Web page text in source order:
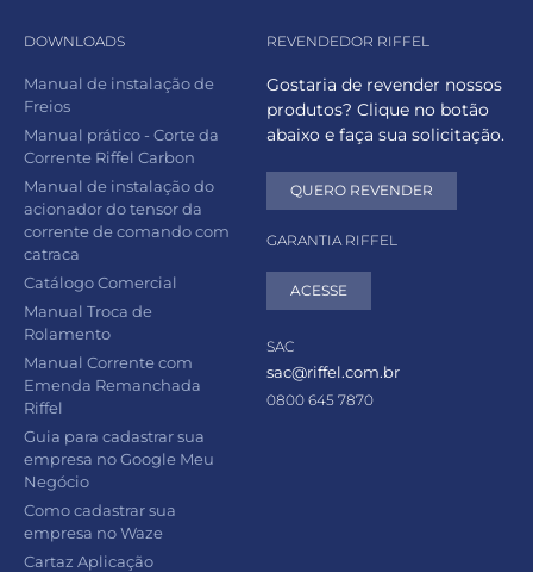
DOWNLOADS
Manual de instalação de
Freios
Manual prático - Corte da
Corrente Riffel Carbon
Manual de instalação do
acionador do tensor da
corrente de comando com
catraca
Catálogo Comercial
Manual Troca de
Rolamento
Manual Corrente com
Emenda Remanchada
Riffel
Guia para cadastrar sua
empresa no Google Meu
Negócio
Como cadastrar sua
empresa no Waze
Cartaz Aplicação
REVENDEDOR RIFFEL
Gostaria de revender nossos
produtos? Clique no botão
abaixo e faça sua solicitação.
QUERO REVENDER
GARANTIA RIFFEL
ACESSE
SAC
sac@riffel.com.br
0800 645 7870